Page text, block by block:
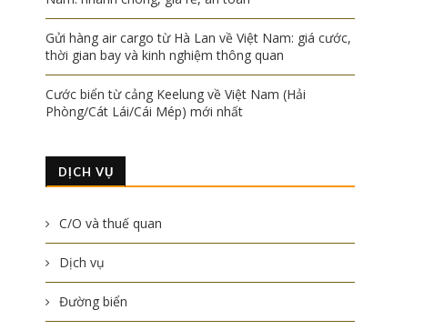
Gửi hàng air cargo từ Hà Lan về Việt Nam: giá cước,
thời gian bay và kinh nghiệm thông quan
Cước biển từ cảng Keelung về Việt Nam (Hải
Phòng/Cát Lái/Cái Mép) mới nhất
DỊCH VỤ
C/O và thuế quan
Dịch vụ
Đường biển